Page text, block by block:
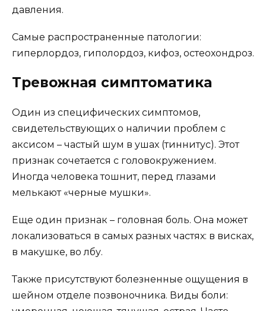
давления.
Самые распространенные патологии:
гиперлордоз, гиполордоз, кифоз, остеохондроз.
Тревожная симптоматика
Один из специфических симптомов,
свидетельствующих о наличии проблем с
аксисом – частый шум в ушах (тиннитус). Этот
признак сочетается с головокружением.
Иногда человека тошнит, перед глазами
мелькают «черные мушки».
Еще один признак – головная боль. Она может
локализоваться в самых разных частях: в висках,
в макушке, во лбу.
Также присутствуют болезненные ощущения в
шейном отделе позвоночника. Виды боли: